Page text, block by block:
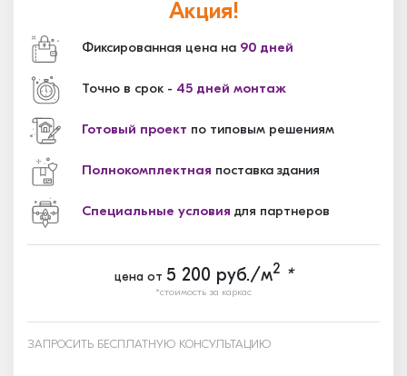
Акция!
Фиксированная цена на 90 дней
Точно в срок - 45 дней монтаж
Готовый проект по типовым решениям
Полнокомплектная поставка здания
Специальные условия для партнеров
цена от 5 200 руб./м2 *
*стоимость за каркас
ЗАПРОСИТЬ БЕСПЛАТНУЮ КОНСУЛЬТАЦИЮ